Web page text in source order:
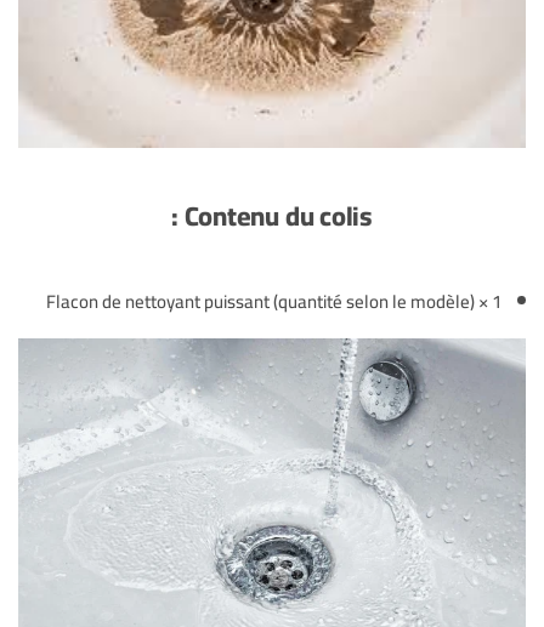
Contenu du colis :
1 × Flacon de nettoyant puissant (quantité selon le modèle)